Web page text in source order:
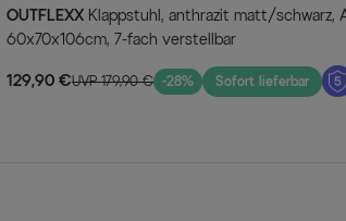
Ihre Vorteile
OUTFLEXX
60x70x106cm, 7-fach verstellbar
129,90 €UVP 179,90 € -28% Sofort lieferbar